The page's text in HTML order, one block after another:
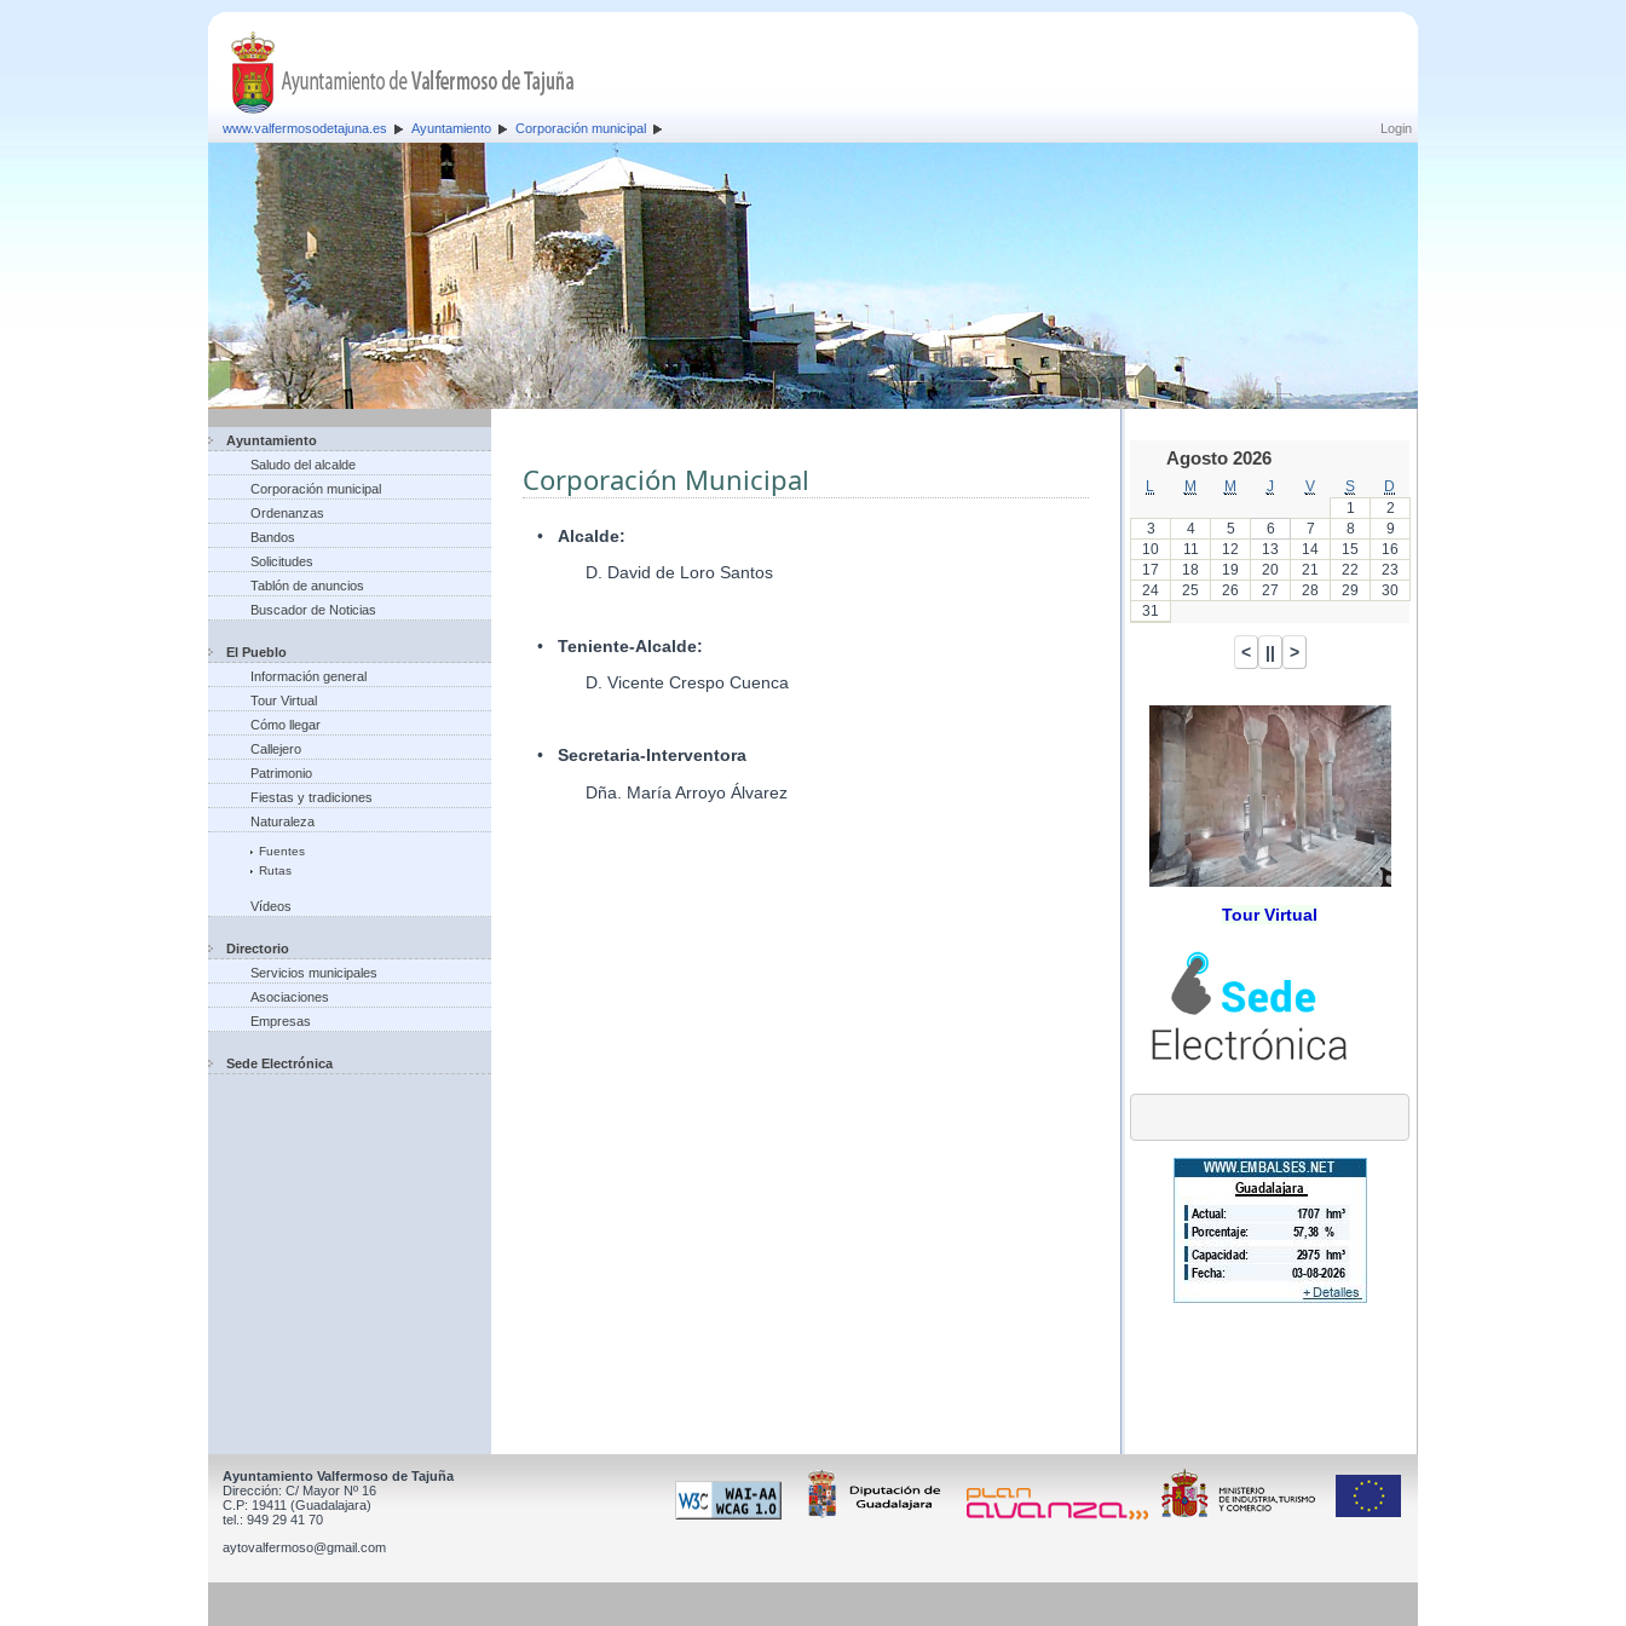
Login
www.valfermosodetajuna.es Ayuntamiento Corporación municipal
Ayuntamiento
Saludo del alcalde
Corporación municipal
Ordenanzas
Bandos
Solicitudes
Tablón de anuncios
Buscador de Noticias
El Pueblo
Información general
Tour Virtual
Cómo llegar
Callejero
Patrimonio
Fiestas y tradiciones
Naturaleza
Fuentes
Rutas
Vídeos
Directorio
Servicios municipales
Asociaciones
Empresas
Sede Electrónica
Corporación Municipal
• Alcalde:
D. David de Loro Santos
• Teniente-Alcalde:
D. Vicente Crespo Cuenca
• Secretaria-Interventora
Dña. María Arroyo Álvarez
Agosto 2026
M M J V S
D
1
2
3
4 5 6 7 8
9
10
11 12 13 14 15
16
17
18 19 20 21 22
23
24
25 26 27 28 29
30
31
Tour Virtual
Ayuntamiento Valfermoso de Tajuña
Dirección: C/ Mayor Nº 16
C.P: 19411 (Guadalajara)
tel.: 949 29 41 70
aytovalfermoso@gmail.com